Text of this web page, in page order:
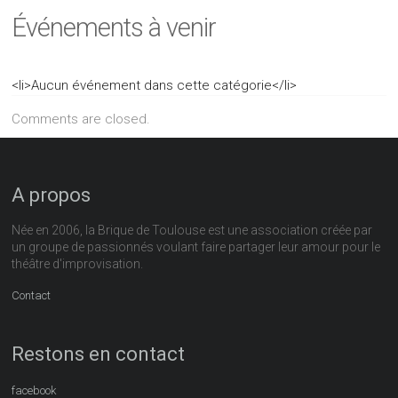
Événements à venir
<li>Aucun événement dans cette catégorie</li>
Comments are closed.
A propos
Née en 2006, la Brique de Toulouse est une association créée par
un groupe de passionnés voulant faire partager leur amour pour le
théâtre d'improvisation.
Contact
Restons en contact
facebook